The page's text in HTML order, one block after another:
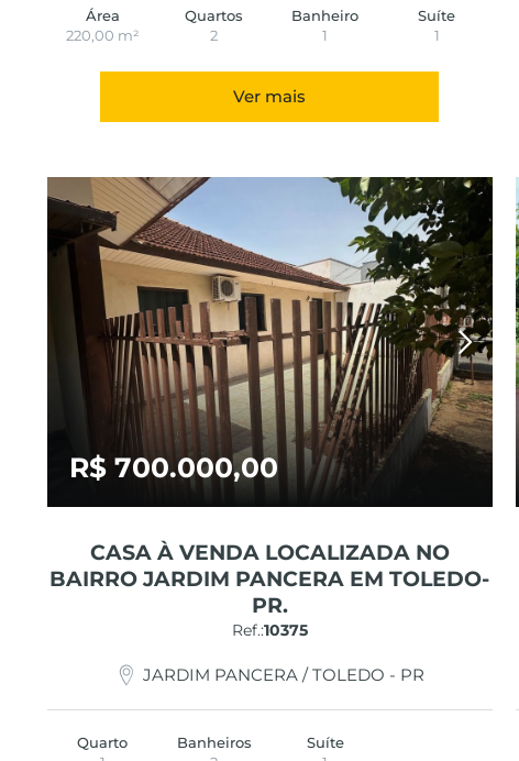
Área
220,00 m²
Quartos
2
Banheiro
1
Suíte
1
Ver mais
R$ 700.000,00
CASA À VENDA LOCALIZADA NO
BAIRRO JARDIM PANCERA EM TOLEDO-
PR.
Ref.:10375
JARDIM PANCERA / TOLEDO - PR
Quarto
Banheiros
Suíte